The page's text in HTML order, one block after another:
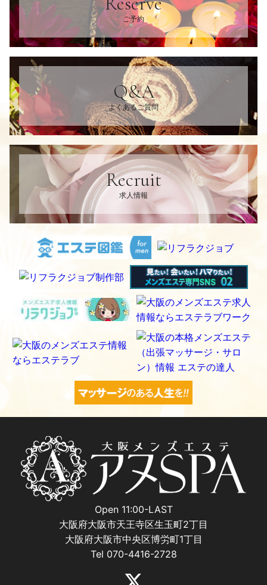
ご予約
Q&A
よくあるご質問
Recruit
求人情報
Open 11:00-LAST
大阪府大阪市天王寺区生玉町2丁目
大阪府大阪市中央区博労町1丁目
Tel 070-4416-2728